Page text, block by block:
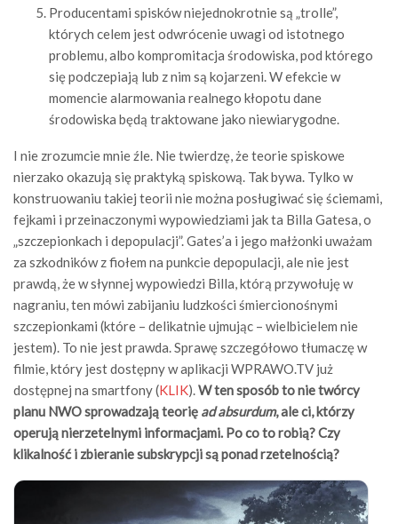
Producentami spisków niejednokrotnie są „trolle”,
których celem jest odwrócenie uwagi od istotnego
problemu, albo kompromitacja środowiska, pod którego
się podczepiają lub z nim są kojarzeni. W efekcie w
momencie alarmowania realnego kłopotu dane
środowiska będą traktowane jako niewiarygodne.
I nie zrozumcie mnie źle. Nie twierdzę, że teorie spiskowe
nierzako okazują się praktyką spiskową. Tak bywa. Tylko w
konstruowaniu takiej teorii nie można posługiwać się ściemami,
fejkami i przeinaczonymi wypowiedziami jak ta Billa Gatesa, o
„szczepionkach i depopulacji”. Gates’a i jego małżonki uważam
za szkodników z fiołem na punkcie depopulacji, ale nie jest
prawdą, że w słynnej wypowiedzi Billa, którą przywołuję w
nagraniu, ten mówi zabijaniu ludzkości śmiercionośnymi
szczepionkami (które – delikatnie ujmując – wielbicielem nie
jestem). To nie jest prawda. Sprawę szczegółowo tłumaczę w
filmie, który jest dostępny w aplikacji WPRAWO.TV już
dostępnej na smartfony (KLIK).W ten sposób to nie twórcy
planu NWO sprowadzają teorię ad absurdum, ale ci, którzy
operują nierzetelnymi informacjami. Po co to robią? Czy
klikalność i zbieranie subskrypcji są ponad rzetelnością?